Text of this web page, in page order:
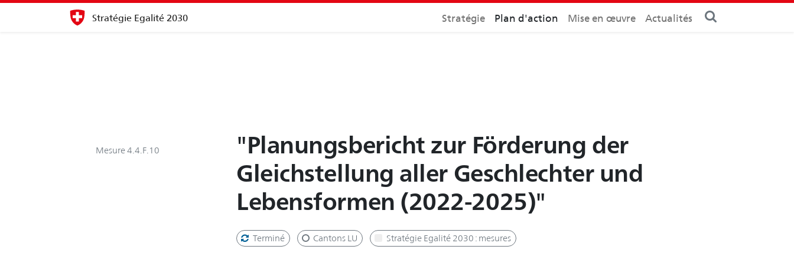
Stratégie Egalité 2030 Stratégie Plan d'action Mise en œuvre Actualités
Mesure 4.4.F.10
"Planungsbericht zur Förderung der
Gleichstellung aller Geschlechter und
Lebensformen (2022-2025)"
Terminé Cantons LU Stratégie Egalité 2030 : mesures